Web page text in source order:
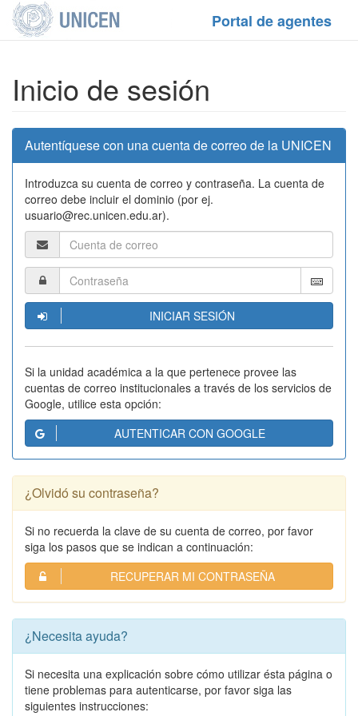
Portal de agentes
Inicio de sesión
Autentíquese con una cuenta de correo de la UNICEN
Introduzca su cuenta de correo y contraseña. La cuenta de
correo debe incluir el dominio (por ej.
usuario@rec.unicen.edu.ar).
INICIAR SESIÓN
Si la unidad académica a la que pertenece provee las
cuentas de correo institucionales a través de los servicios de
Google, utilice esta opción:
AUTENTICAR CON GOOGLE
¿Olvidó su contraseña?
Si no recuerda la clave de su cuenta de correo, por favor
siga los pasos que se indican a continuación:
RECUPERAR MI CONTRASEÑA
¿Necesita ayuda?
Si necesita una explicación sobre cómo utilizar ésta página o
tiene problemas para autenticarse, por favor siga las
siguientes instrucciones: